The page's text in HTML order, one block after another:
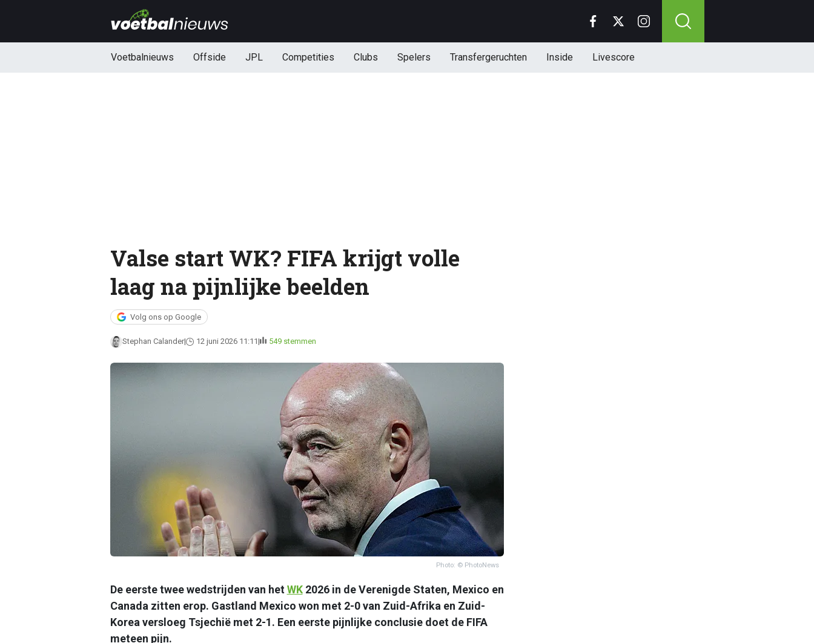
Voetbalnieuws Offside JPL Competities Clubs Spelers Transfergeruchten Inside Livescore
Valse start WK? FIFA krijgt volle
laag na pijnlijke beelden
Volg ons op Google
Stephan Calander 12 juni 2026 11:11 549 stemmen
Photo: © PhotoNews
De eerste twee wedstrijden van hetWK2026 in de Verenigde Staten, Mexico en
Canada zitten erop. Gastland Mexico won met 2-0 van Zuid-Afrika en Zuid-
Korea versloeg Tsjechië met 2-1. Een eerste pijnlijke conclusie doet de FIFA
meteen pijn.